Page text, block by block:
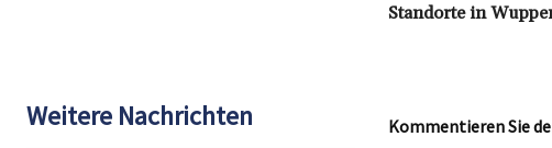
Standorte in
Weitere Nachrichten Kommentieren Sie